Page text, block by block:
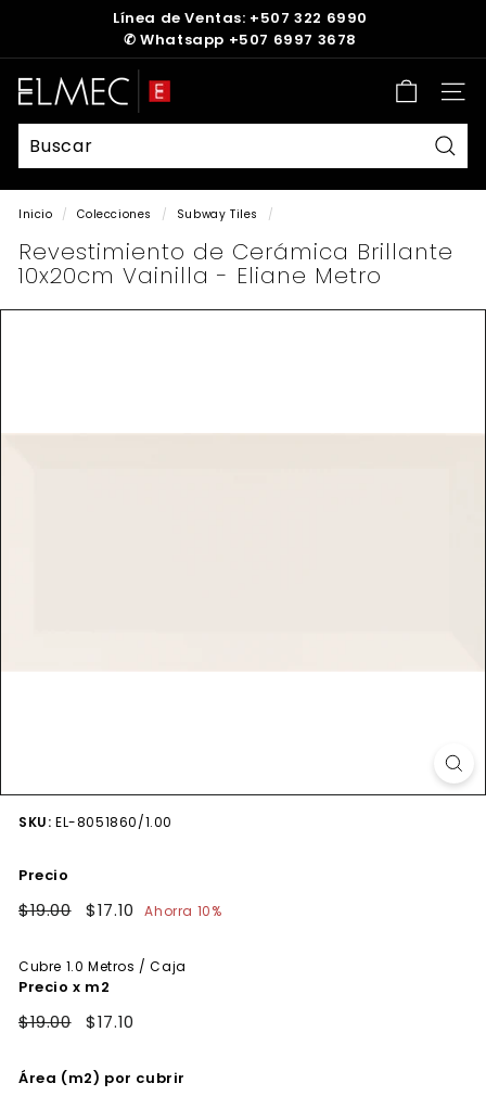
diapositivas
pausa
Línea de Ventas: +507 322 6990
✆ Whatsapp +507 6997 3678
E
L
M
E
C
Inicio / Colecciones / Subway Tiles /
Revestimiento de Cerámica Brillante
10x20cm Vainilla - Eliane Metro
SKU: EL-8051860/1.00
Precio
Precio
$19.00$19.00
Precio
$17.10 $17.10
Ahorra 10%
Cubre 1.0 Metros / Caja
Precio x m2
$19.00 $17.10
Área (m2) por cubrir